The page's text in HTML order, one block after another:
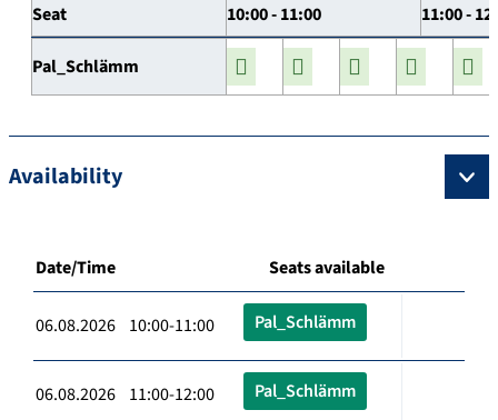
Seat 10:00 - 11:00 11:00 -
Pal_Schlämm
Availability
Date/Time Seats available
06.08.2026 10:00-11:00 Pal_Schlämm
06.08.2026 11:00-12:00 Pal_Schlämm